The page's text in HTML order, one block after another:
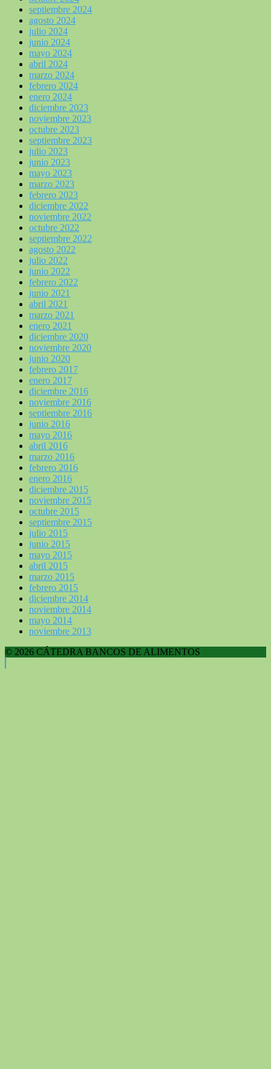
septiembre 2024
agosto 2024
julio 2024
junio 2024
mayo 2024
abril 2024
marzo 2024
febrero 2024
enero 2024
diciembre 2023
noviembre 2023
octubre 2023
septiembre 2023
julio 2023
junio 2023
mayo 2023
marzo 2023
febrero 2023
diciembre 2022
noviembre 2022
octubre 2022
septiembre 2022
agosto 2022
julio 2022
junio 2022
febrero 2022
junio 2021
abril 2021
marzo 2021
enero 2021
diciembre 2020
noviembre 2020
junio 2020
febrero 2017
enero 2017
diciembre 2016
noviembre 2016
septiembre 2016
junio 2016
mayo 2016
abril 2016
marzo 2016
febrero 2016
enero 2016
diciembre 2015
noviembre 2015
octubre 2015
septiembre 2015
julio 2015
junio 2015
mayo 2015
abril 2015
marzo 2015
febrero 2015
diciembre 2014
noviembre 2014
mayo 2014
noviembre 2013
© 2026 CÁTEDRA BANCOS DE ALIMENTOS